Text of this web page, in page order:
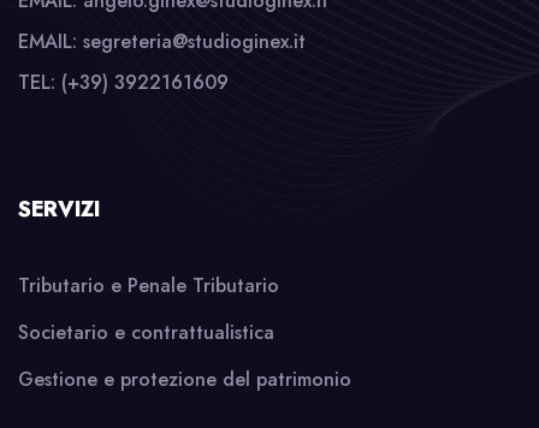
EMAIL: segreteria@studioginex.it
TEL: (+39) 3922161609
SERVIZI
Tributario e Penale Tributario
Societario e contrattualistica
Gestione e protezione del patrimonio